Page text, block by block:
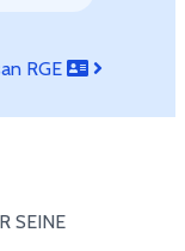
RGE
SEINE